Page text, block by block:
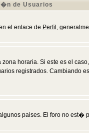
de Usuarios
el enlace de Perfil ,
horaria. Si este es el
registrados. Cambiando
paises. El foro no est�